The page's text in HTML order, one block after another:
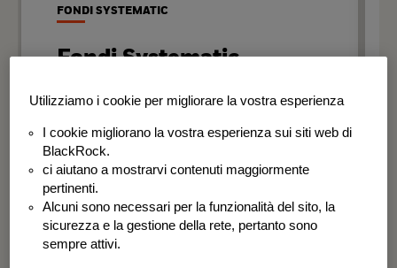
FONDI SYSTEMATIC
Fondi Systematic
Strategie quantitative basate sui dati
disciplinato e coerente nel tempo.
BSF Systematic World Equity Fund
BGF Systematic Global Equity High
Income Fund
Utilizziamo i cookie per migliorare la vostra esperienza
I cookie migliorano la vostra esperienza sui siti web di
BlackRock.
ci aiutano a mostrarvi contenuti maggiormente
pertinenti.
Alcuni sono necessari per la funzionalità del sito, la
sicurezza e la gestione della rete, pertanto sono
sempre attivi.